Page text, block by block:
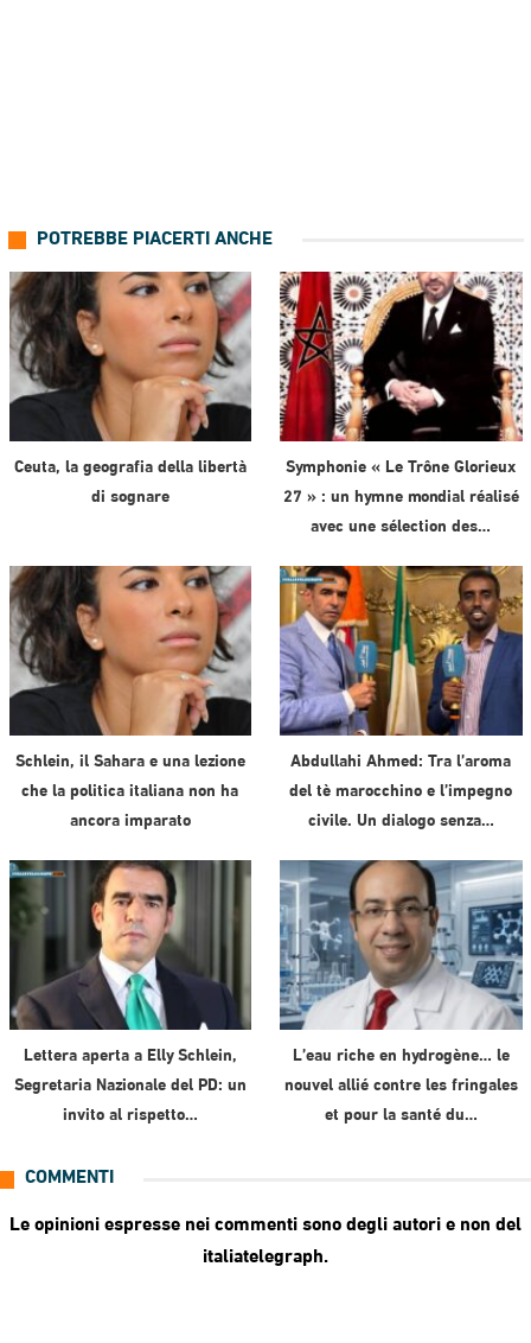
POTREBBE PIACERTI ANCHE
Ceuta, la geografia della libertà
di sognare
Symphonie « Le Trône Glorieux
27 » : un hymne mondial réalisé
avec une sélection des…
Schlein, il Sahara e una lezione
che la politica italiana non ha
ancora imparato
Abdullahi Ahmed: Tra l’aroma
del tè marocchino e l’impegno
civile. Un dialogo senza…
Lettera aperta a Elly Schlein,
Segretaria Nazionale del PD: un
invito al rispetto…
L’eau riche en hydrogène… le
nouvel allié contre les fringales
et pour la santé du…
COMMENTI
Le opinioni espresse nei commenti sono degli autori e non del
italiatelegraph.